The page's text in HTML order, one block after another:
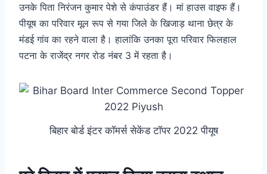
उनके पिता निरंजन कुमार पेशे से कंपाउंडर हैं। मां हाउस वाइफ हैं।
पीयूष का परिवार मूल रूप से गया जिले के खिजाड़ थाना छेत्र के
मंडई गांव का रहने वाला है। हालांकि उनका पूरा परिवार फिलहाल
पटना के राजेंद्र नगर रोड नंबर 3 में रहता है।
बिहार बोर्ड इंटर कॉमर्स सेकेंड टॉपर 2022 पीयूष